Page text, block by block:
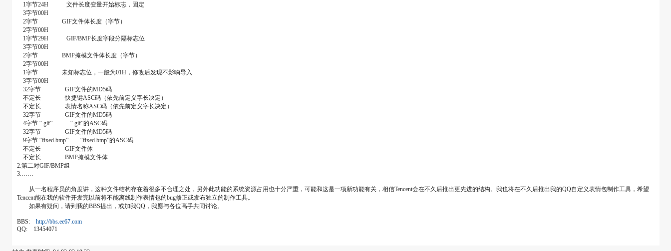
1字节24H 文件长度变量开始标志，固定
3字节00H
2字节 GIF文件体长度（字节）
2字节00H
1字节29H GIF/BMP长度字段分隔标志位
3字节00H
2字节 BMP掩模文件体长度（字节）
2字节00H
1字节 未知标志位，一般为01H，修改后发现不影响导入
3字节00H
32字节 GIF文件的MD5码
不定长 快捷键ASC码（依先前定义字长决定）
不定长 表情名称ASC码（依先前定义字长决定）
32字节 GIF文件的MD5码
4字节 “.gif” “.gif”的ASC码
32字节 GIF文件的MD5码
9字节 “fixed.bmp” “fixed.bmp”的ASC码
不定长 GIF文件体
不定长 BMP掩模文件体
2.第二对GIF/BMP组
3.……
从一名程序员的角度讲，这种文件结构存在着很多不合理之处，另外此功能的系统资源占用也十分严重，可能和这是一项新功能有关，相信Tencent会在不久后推出更先进的结构。我也将在不久后推出我的QQ自定义表情包制作工具，希望
Tencent能在我的软件开发完以前将不能离线制作表情包的bug修正或发布独立的制作工具。
如果有疑问，请到我的BBS提出，或加我QQ，我愿与各位高手共同讨论。
BBS: http://bbs.ee67.com
QQ: 13454071